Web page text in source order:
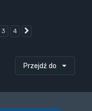
3 4
Przejdź do